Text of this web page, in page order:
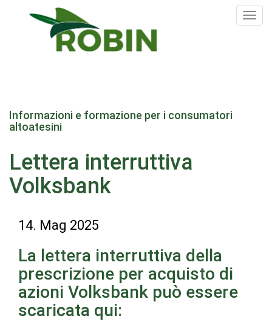
contenuto
Informazioni e formazione per i consumatori
altoatesini
Lettera interruttiva
Volksbank
14. Mag 2025
La lettera interruttiva della
prescrizione per acquisto di
azioni Volksbank può essere
scaricata qui: